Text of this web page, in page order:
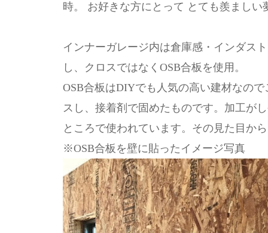
時。 お好きな方にとって とても羨まし
インナーガレージ内は倉庫感・インダス
し、クロスではなくOSB合板を使用。
OSB合板はDIYでも人気の高い建材なの
スし、接着剤で固めたものです。加工が
ところで使われています。その見た目か
※OSB合板を壁に貼ったイメージ写真